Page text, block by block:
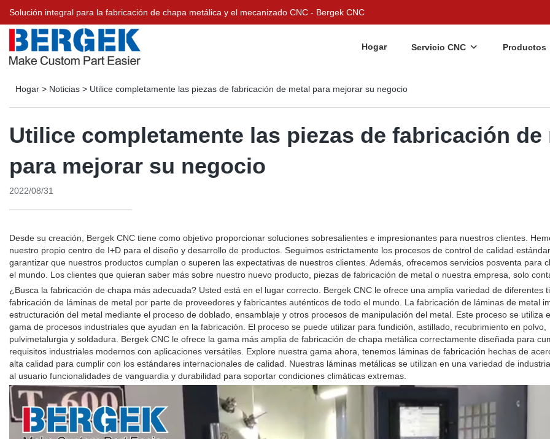
Solución integral para la fabricación de chapa metálica y el mecanizado CNC - Bergek CNC
Hogar Servicio CNC Productos
Hogar > Noticias > Utilice completamente las piezas de fabricación de metal para mejorar su negocio
Utilice completamente las piezas de fabricación de
para mejorar su negocio
2022/08/31
Desde su creación, Bergek CNC tiene como objetivo proporcionar soluciones sobresalientes e impresionantes para nuestros clientes.
nuestro propio centro de I+D para el diseño y desarrollo de productos. Seguimos estrictamente los procesos de control de calidad
garantizar que nuestros productos cumplan o superen las expectativas de nuestros clientes. Además, ofrecemos servicios posventa para
el mundo. Los clientes que quieran saber más sobre nuestro nuevo producto, piezas de fabricación de metal o nuestra empresa, solo
¿Busca la fabricación de chapa más adecuada? Usted está en el lugar correcto. Bergek CNC le ofrece una amplia variedad de diferentes
fabricación de láminas de metal por parte de proveedores y fabricantes auténticos de todo el mundo. La fabricación de láminas de metal
estructuración del metal mediante el proceso de doblado, ensamblaje y otros procesos de manipulación del metal. Este proceso se utiliza
gama de procesos industriales que ayudan en la fabricación. El proceso se puede utilizar para fundición, astillado, recubrimiento en polvo,
pulvimetalurgia y soldadura. Bergek CNC le ofrece la gama más amplia de fabricación de chapa metálica correctamente diseñada para
requisitos industriales modernos con aplicaciones versátiles. Explore nuestra gama ahora, tenemos láminas de fabricación hechas de
alta calidad para cumplir con los estándares internacionales de calidad. Nuestras láminas metálicas se utilizan en una variedad de
al usuario funcionalidades de vanguardia y durabilidad para soportar condiciones climáticas extremas.